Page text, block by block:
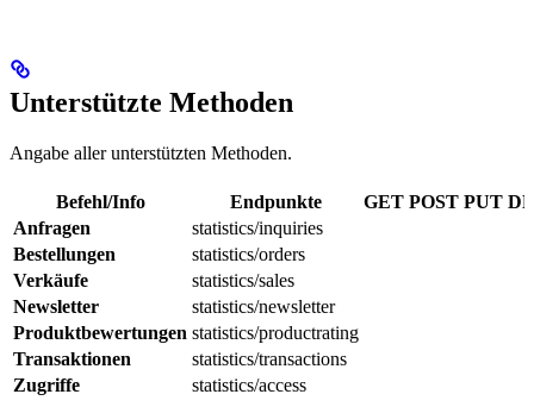
Unterstützte Methoden
Angabe aller unterstützten Methoden.
Befehl/Info Endpunkte GET POST PUT
Anfragen
statistics/inquiries
Bestellungen
statistics/orders
Verkäufe
statistics/sales
Newsletter
statistics/newsletter
Produktbewertungen statistics/productrating
Transaktionen
statistics/transactions
Zugriffe
statistics/access